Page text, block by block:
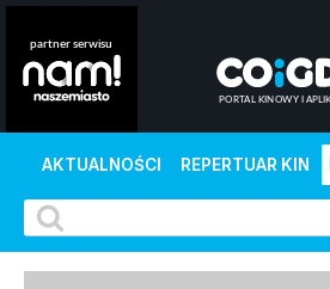
AKTUALNOŚCI REPERTUAR KIN